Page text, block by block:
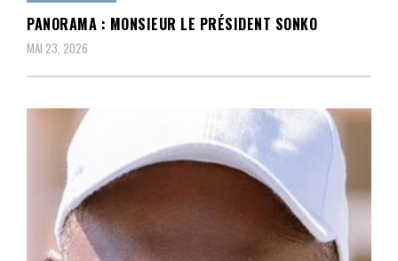
PANORAMA : MONSIEUR LE PRÉSIDENT SONKO
MAI 23, 2026